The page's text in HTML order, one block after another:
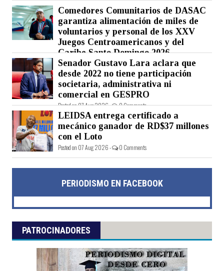
Comedores Comunitarios de DASAC
garantiza alimentación de miles de
voluntarios y personal de los XXV
Juegos Centroamericanos y del
Caribe Santo Domingo 2026
Posted on 07 Aug 2026 - 0 Comments
Senador Gustavo Lara aclara que
desde 2022 no tiene participación
societaria, administrativa ni
comercial en GESPRO
Posted on 07 Aug 2026 - 0 Comments
LEIDSA entrega certificado a
mecánico ganador de RD$37 millones
con el Loto
Posted on 07 Aug 2026 - 0 Comments
PERIODISMO EN FACEBOOK
PATROCINADORES